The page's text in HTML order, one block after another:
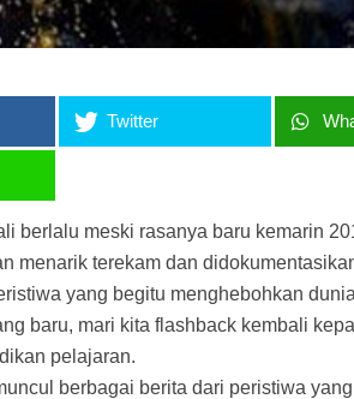
Twitter
berlalu meski rasanya baru kemarin
menarik terekam dan
yang begitu menghebohkan
baru, mari kita flashback kembali
pelajaran.
berbagai berita dari peristiwa